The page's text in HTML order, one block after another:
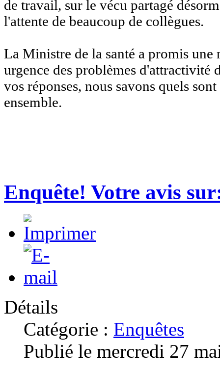
de travail, sur le vécu partagé
l'attente de beaucoup de collègues.
La Ministre de la santé a promis
urgence des problèmes d'attractivité
vos réponses, nous savons quels
ensemble.
Enquête! Votre avis
Détails
Catégorie : Enquêtes
Publié le mercredi 27